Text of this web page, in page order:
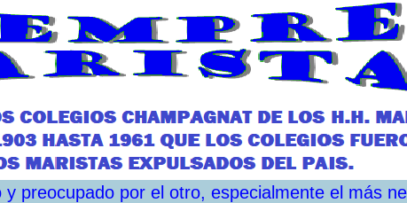
preocupado por el otro, especialmente el más